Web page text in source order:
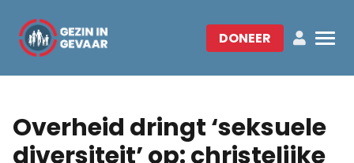
DONEER
Overheid dringt ‘seksuele
diversiteit’ op: christelijke